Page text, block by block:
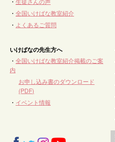
・ 全国いけばな教室紹介
・ よくあるご質問
いけばなの先生方へ
・ 全国いけばな教室紹介掲載のご案
内
お申し込み書のダウンロード
(PDF)
・ イベント情報